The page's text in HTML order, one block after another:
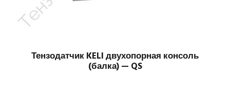
Тензодатчик KELI двухопорная консоль
(балка) — QS